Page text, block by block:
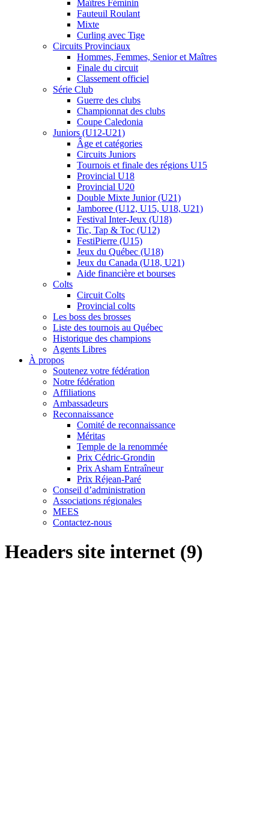
Maîtres Féminin
Fauteuil Roulant
Mixte
Curling avec Tige
Circuits Provinciaux
Hommes, Femmes, Senior et Maîtres
Finale du circuit
Classement officiel
Série Club
Guerre des clubs
Championnat des clubs
Coupe Caledonia
Juniors (U12-U21)
Âge et catégories
Circuits Juniors
Tournois et finale des régions U15
Provincial U18
Provincial U20
Double Mixte Junior (U21)
Jamboree (U12, U15, U18, U21)
Festival Inter-Jeux (U18)
Tic, Tap & Toc (U12)
FestiPierre (U15)
Jeux du Québec (U18)
Jeux du Canada (U18, U21)
Aide financière et bourses
Colts
Circuit Colts
Provincial colts
Les boss des brosses
Liste des tournois au Québec
Historique des champions
Agents Libres
À propos
Soutenez votre fédération
Notre fédération
Affiliations
Ambassadeurs
Reconnaissance
Comité de reconnaissance
Méritas
Temple de la renommée
Prix Cédric-Grondin
Prix Asham Entraîneur
Prix Réjean-Paré
Conseil d’administration
Associations régionales
MEES
Contactez-nous
Headers site internet (9)